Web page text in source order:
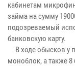
кабинетам
займа на сумму
подозреваемый
банковскую карту.
В ходе обысков у
моноблок, а также